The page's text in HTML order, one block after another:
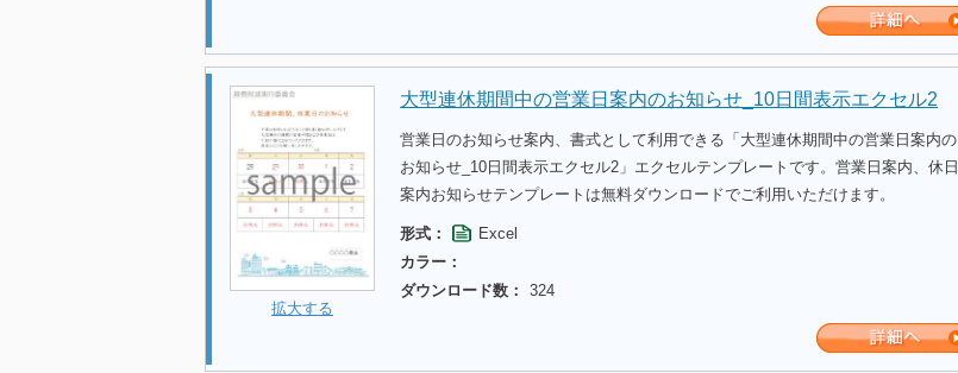
拡大する
大型連休期間中の営業日案内のお知らせ_10日間表示エクセル2
営業日のお知らせ案内、書式として利用できる「大型連休期間中の営業日案内の
お知らせ_10日間表示エクセル2」エクセルテンプレートです。営業日案内、休日
案内お知らせテンプレートは無料ダウンロードでご利用いただけます。
形式：
Excel
カラー：
ダウンロード数：
324